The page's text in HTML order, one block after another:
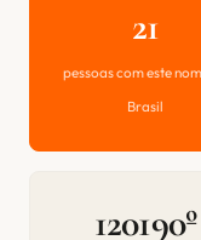
21
pessoas com este
Brasil
120190º